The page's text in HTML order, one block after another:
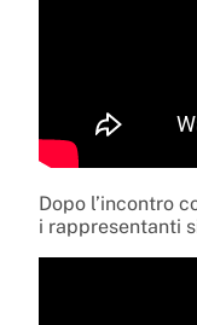
Dopo l’incontro
i rappresentanti